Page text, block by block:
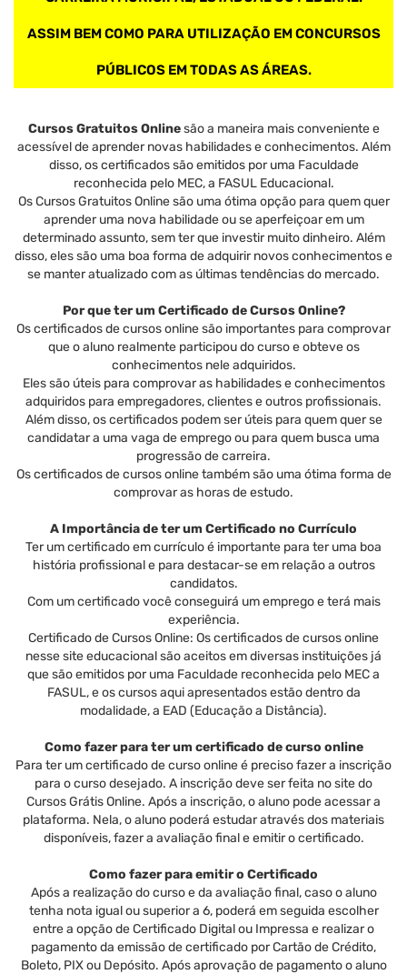
ASSIM BEM COMO PARA UTILIZAÇÃO EM CONCURSOS
PÚBLICOS EM TODAS AS ÁREAS.
Cursos Gratuitos Onlinesão a maneira mais conveniente e
acessível de aprender novas habilidades e conhecimentos. Além
disso, os certificados são emitidos por uma Faculdade
reconhecida pelo MEC, a FASUL Educacional.
Os Cursos Gratuitos Online são uma ótima opção para quem quer
aprender uma nova habilidade ou se aperfeiçoar em um
determinado assunto, sem ter que investir muito dinheiro. Além
disso, eles são uma boa forma de adquirir novos conhecimentos e
se manter atualizado com as últimas tendências do mercado.
Por que ter um Certificado de Cursos Online?
Os certificados de cursos online são importantes para comprovar
que o aluno realmente participou do curso e obteve os
conhecimentos nele adquiridos.
Eles são úteis para comprovar as habilidades e conhecimentos
adquiridos para empregadores, clientes e outros profissionais.
Além disso, os certificados podem ser úteis para quem quer se
candidatar a uma vaga de emprego ou para quem busca uma
progressão de carreira.
Os certificados de cursos online também são uma ótima forma de
comprovar as horas de estudo.
A Importância de ter um Certificado no Currículo
Ter um certificado em currículo é importante para ter uma boa
história profissional e para destacar-se em relação a outros
candidatos.
Com um certificado você conseguirá um emprego e terá mais
experiência.
Certificado de Cursos Online: Os certificados de cursos online
nesse site educacional são aceitos em diversas instituições já
que são emitidos por uma Faculdade reconhecida pelo MEC a
FASUL, e os cursos aqui apresentados estão dentro da
modalidade, a EAD (Educação a Distância).
Como fazer para ter um certificado de curso online
Para ter um certificado de curso online é preciso fazer a inscrição
para o curso desejado. A inscrição deve ser feita no site do
Cursos Grátis Online. Após a inscrição, o aluno pode acessar a
plataforma. Nela, o aluno poderá estudar através dos materiais
disponíveis, fazer a avaliação final e emitir o certificado.
Como fazer para emitir o Certificado
Após a realização do curso e da avaliação final, caso o aluno
tenha nota igual ou superior a 6, poderá em seguida escolher
entre a opção de Certificado Digital ou Impressa e realizar o
pagamento da emissão de certificado por Cartão de Crédito,
Boleto, PIX ou Depósito. Após aprovação de pagamento o aluno